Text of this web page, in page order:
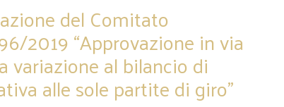
del Comitato
2019 “Approvazione in via
variazione al bilancio di
alle sole partite di giro”